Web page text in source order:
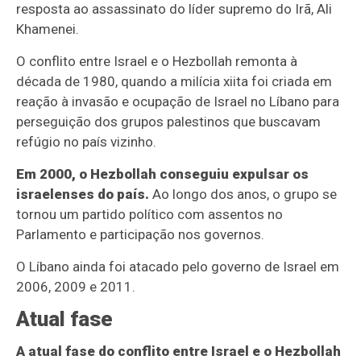
resposta ao assassinato do líder supremo do Irã, Ali
Khamenei.
O conflito entre Israel e o Hezbollah remonta à
década de 1980, quando a milícia xiita foi criada em
reação à invasão e ocupação de Israel no Líbano para
perseguição dos grupos palestinos que buscavam
refúgio no país vizinho.
Em 2000, o Hezbollah conseguiu expulsar os
israelenses do país. Ao longo dos anos, o grupo se
tornou um partido político com assentos no
Parlamento e participação nos governos.
O Líbano ainda foi atacado pelo governo de Israel em
2006, 2009 e 2011.
Atual fase
A atual fase do conflito entre Israel e o Hezbollah